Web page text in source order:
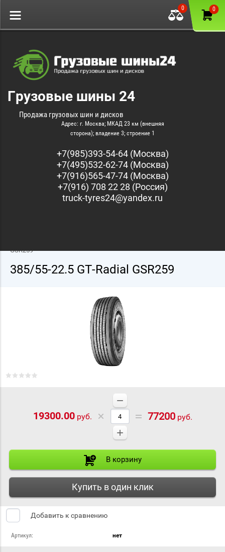
0
0
Грузовые шины 24
Продажа грузовых шин и дисков
Адрес: г. Москва; МКАД 23 км (внешняя
сторона); владение 3; строение 1
+7(985)393-54-64 (Москва)
+7(495)532-62-74 (Москва)
+7(916)565-47-74 (Москва)
+7(916) 708 22 28 (Россия)
truck-tyres24@yandex.ru
GSR259
385/55-22.5 GT-Radial GSR259
19300.00руб.
−
+
77200руб.
В корзину
Купить в один клик
Добавить к сравнению
Артикул: нет